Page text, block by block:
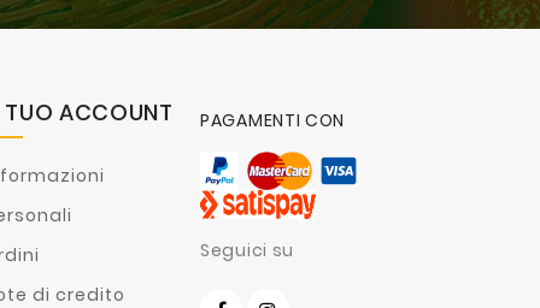
TUO ACCOUNT
di credito
PAGAMENTI CON
Seguici su